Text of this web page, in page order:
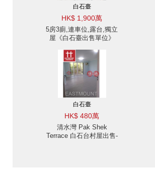
白石臺
HK$ 1,900萬
5房3廁,連車位,露台,獨立
屋《白石臺出售單位》
白石臺
HK$ 480萬
清水灣 Pak Shek
Terrace 白石台村屋出售-